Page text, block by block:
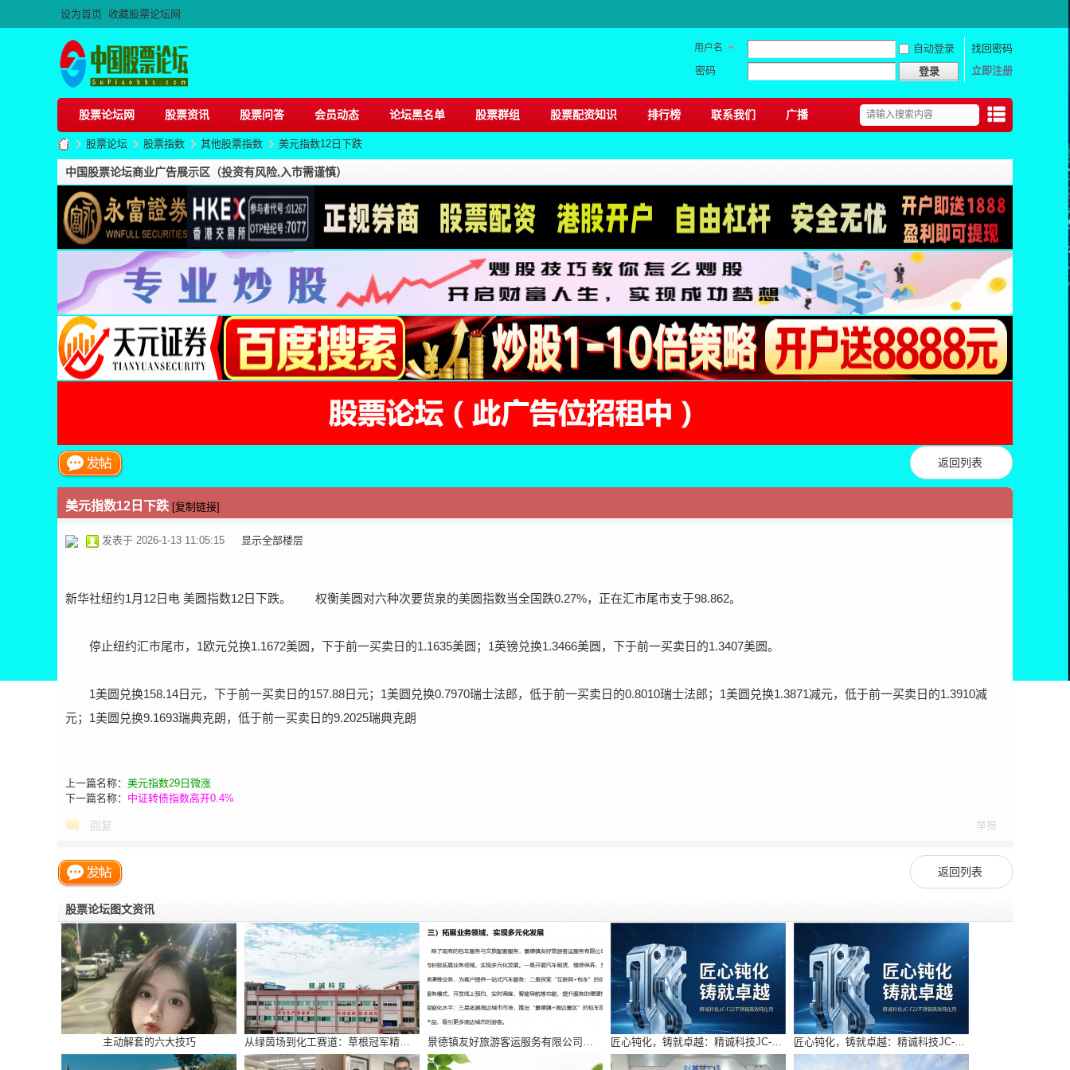
设为首页 收藏股票论坛网
用户名 自动登录
找回密码
密码
登录 立即注册
捷导
股票论坛网 股票资讯 股票问答 会员动态 论坛黑名单 股票群组 股票配资知识 排行榜 联系我们 广播
股
票
»
股票论坛
›
股票指数
›
其他股票指数
›
美元指数12日下跌
中国股票论坛商业广告展示区（投资有风险,入市需谨慎）
返回列表
美元指数12日下跌 [复制链接]
发表于 2026-1-13 11:05:15 显示全部楼层
新华社纽约1月12日电 美圆指数12日下跌。 权衡美圆对六种次要货泉的美圆指数当全国跌0.27%，正在汇市尾市支于98.862。
停止纽约汇市尾市，1欧元兑换1.1672美圆，下于前一买卖日的1.1635美圆；1英镑兑换1.3466美圆，下于前一买卖日的1.3407美圆。
1美圆兑换158.14日元，下于前一买卖日的157.88日元；1美圆兑换0.7970瑞士法郎，低于前一买卖日的0.8010瑞士法郎；1美圆兑换1.3871减元，低于前一买卖日的1.3910减
元；1美圆兑换9.1693瑞典克朗，低于前一买卖日的9.2025瑞典克朗
上一篇名称： 美元指数29日微涨
下一篇名称： 中证转债指数高开0.4%
回复 举报
返回列表
股票论坛图文资讯
主动解套的六大技巧 从绿茵场到化工赛道：草根冠军精神铸就精诚科技三十年逆袭路 景德镇友好旅游客运服务有限公司：一站式出行与文旅服务的融合先行实践者 匠心钝化，铸就卓越：精诚科技JC-F22不锈钢高效钝化剂 匠心钝化，铸就卓越：精诚科技JC-F22不锈钢高效钝化剂